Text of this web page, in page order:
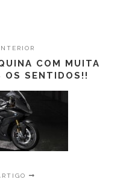
COM MUITA
OS SENTIDOS!!